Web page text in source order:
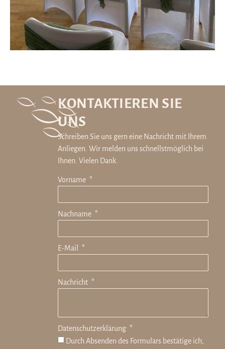
KONTAKTIEREN SIE
UNS
Schreiben Sie uns gern eine Nachricht mit Ihrem
Anliegen. Wir melden uns schnellstmöglich bei
Ihnen. Vielen Dank.
Vorname
Nachname
E-Mail
Nachricht
Datenschutzerklärung
Durch Absenden des Formulars bestätige ich,